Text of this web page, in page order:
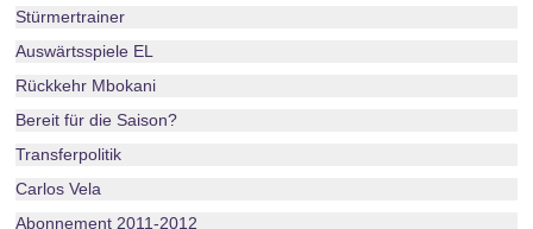
Stürmertrainer
Auswärtsspiele EL
Rückkehr Mbokani
Bereit für die Saison?
Transferpolitik
Carlos Vela
Abonnement 2011-2012